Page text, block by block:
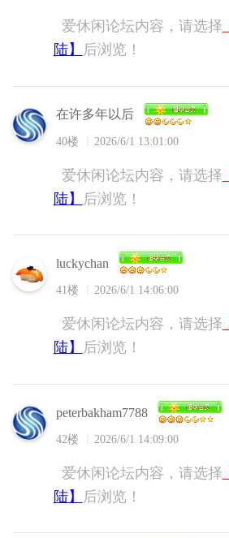
爱休闲论坛内容，请选择
陆】
后浏览！
在许多年以后
40楼 2026/6/1 13:01:00
爱休闲论坛内容，请选择
陆】
后浏览！
luckychan
41楼 2026/6/1 14:06:00
爱休闲论坛内容，请选择
陆】
后浏览！
peterbakham7788
42楼 2026/6/1 14:09:00
爱休闲论坛内容，请选择
陆】
后浏览！